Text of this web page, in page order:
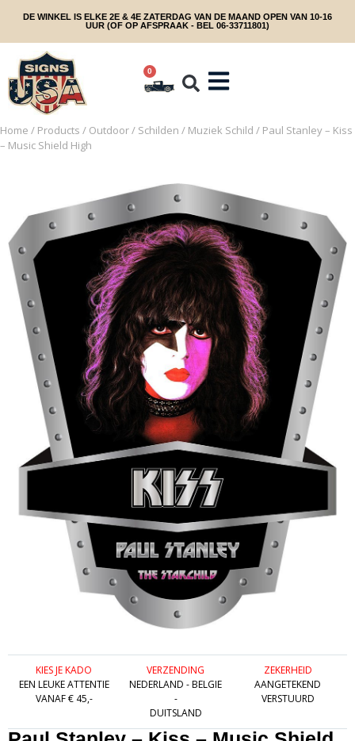
DE WINKEL IS ELKE 2E & 4E ZATERDAG VAN DE MAAND OPEN VAN 10-16
UUR (OF OP AFSPRAAK - BEL 06-33711801)
0
Home / Products / Outdoor/ Schilden / Muziek Schild / Paul Stanley – Kiss
– Music Shield High
KIES JE KADO
EEN LEUKE ATTENTIE
VANAF € 45,-
VERZENDING
NEDERLAND - BELGIE
-
DUITSLAND
ZEKERHEID
AANGETEKEND
VERSTUURD